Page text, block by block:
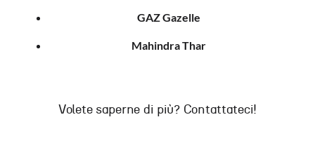
GAZ Gazelle
Mahindra Thar
Volete saperne di più? Contattateci!